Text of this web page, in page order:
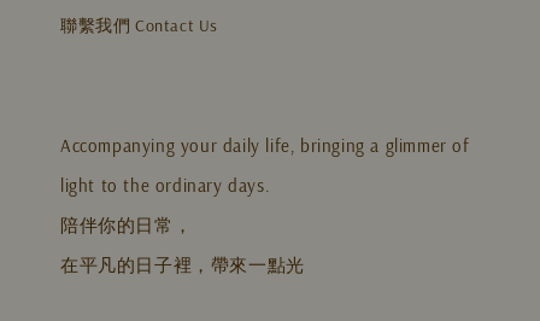
聯繫我們 Contact Us
Accompanying your daily life, bringing a glimmer of
light to the ordinary days.
陪伴你的日常，
在平凡的日子裡，帶來一點光